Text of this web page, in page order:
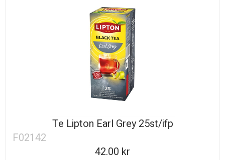
Te Lipton Earl Grey 25st/ifp
F02142
42.00